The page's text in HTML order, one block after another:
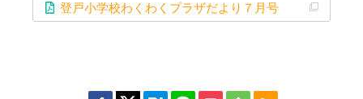
登戸小学校わくわくプラザだより７月号